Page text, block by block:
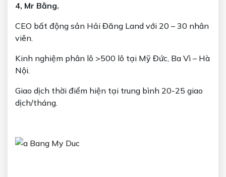
4, Mr Bằng.
CEO bất động sản Hải Đăng Land với 20 – 30 nhân
viên.
Kinh nghiệm phân lô >500 lô tại Mỹ Đức, Ba Vì – Hà
Nội.
Giao dịch thời điểm hiện tại trung bình 20-25 giao
dịch/tháng.